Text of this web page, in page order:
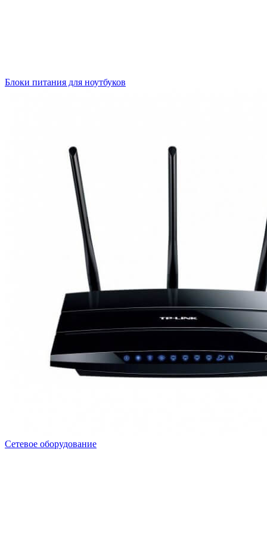
Блоки питания для ноутбуков
Сетевое оборудование